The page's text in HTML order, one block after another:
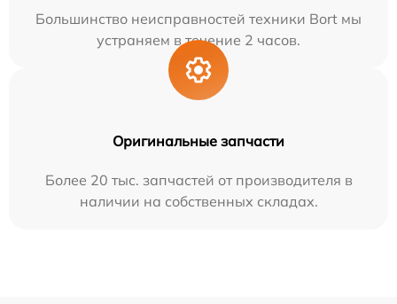
Большинство неисправностей техники Bort мы
устраняем в течение 2 часов.
Оригинальные запчасти
Более 20 тыс. запчастей от производителя в
наличии на собственных складах.